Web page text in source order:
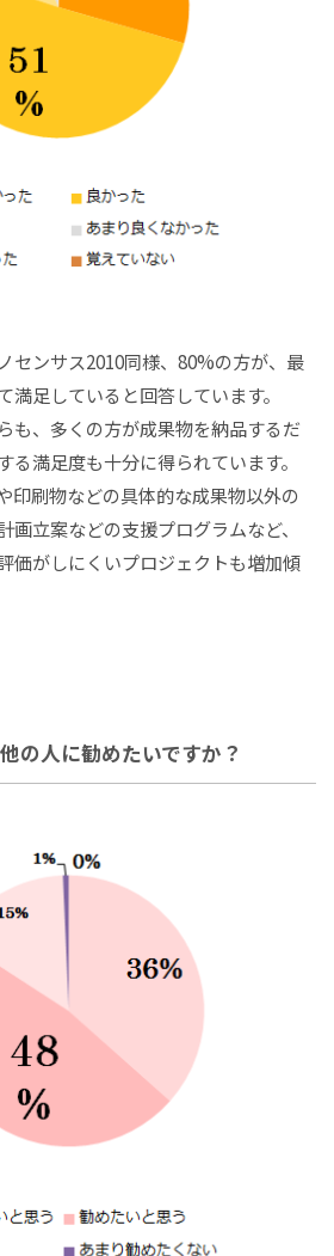
センサス2010同様、80%の方が、最
足していると回答しています。
も、多くの方が成果物を納品するだ
る満足度も十分に得られています。
印刷物などの具体的な成果物以外の
画立案などの支援プログラムなど、
価がしにくいプロジェクトも増加傾
の人に勧めたいですか？